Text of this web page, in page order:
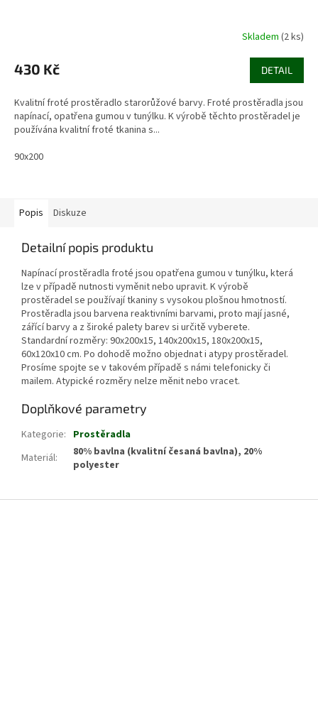
Skladem (2 ks)
430 Kč DETAIL
Kvalitní froté prostěradlo starorůžové barvy. Froté prostěradla jsou
napínací, opatřena gumou v tunýlku. K výrobě těchto prostěradel je
používána kvalitní froté tkanina s...
90x200
Popis Diskuze
Detailní popis produktu
Napínací prostěradla froté jsou opatřena gumou v tunýlku, která
lze v případě nutnosti vyměnit nebo upravit. K výrobě
prostěradel se používají tkaniny s vysokou plošnou hmotností.
Prostěradla jsou barvena reaktivními barvami, proto mají jasné,
zářící barvy a z široké palety barev si určitě vyberete.
Standardní rozměry: 90x200x15, 140x200x15, 180x200x15,
60x120x10 cm. Po dohodě možno objednat i atypy prostěradel.
Prosíme spojte se v takovém případě s námi telefonicky či
mailem. Atypické rozměry nelze měnit nebo vracet.
Doplňkové parametry
Kategorie: Prostěradla
Materiál:
80% bavlna (kvalitní česaná bavlna), 20%
polyester